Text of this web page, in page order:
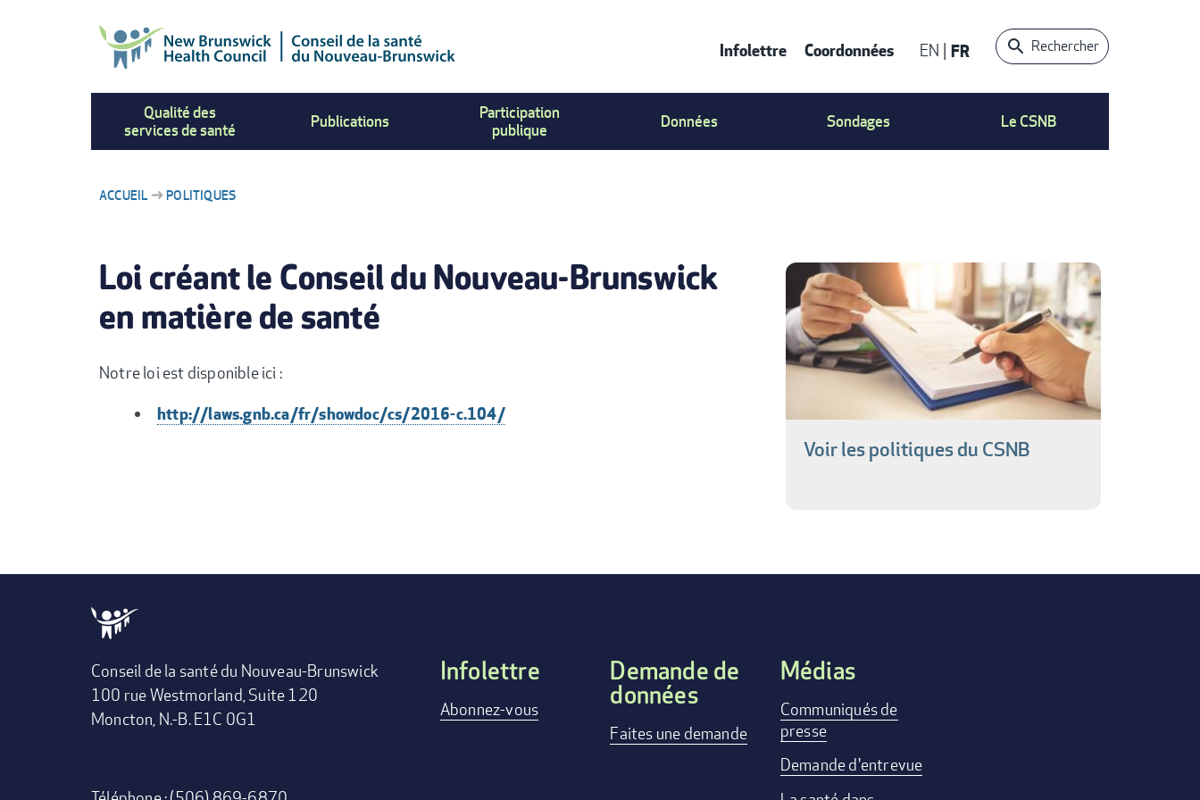
CONTACT
Infolettre Coordonnées EN FR Rechercher
Qualité des
services de santé
Publications
Participation
publique
Données Sondages Le CSNB
D'ARIANE
ACCUEIL POLITIQUES
Loi créant le Conseil du Nouveau-Brunswick
en matière de santé
Notre loi est disponible ici :
http://laws.gnb.ca/fr/showdoc/cs/2016-c.104/
Voir les politiques du CSNB
Conseil de la santé du Nouveau-Brunswick
100 rue Westmorland, Suite 120
Moncton, N.-B. E1C 0G1
FOOTER
Infolettre
Abonnez-vous
Demande de
données
Faites une demande
Médias
Communiqués de
presse
Demande d'entrevue